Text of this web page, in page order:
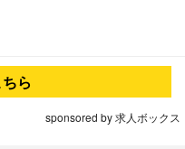
ら
sponsored by 求人ボックス